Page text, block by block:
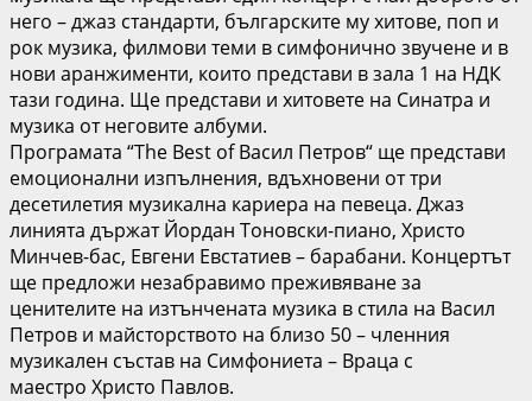
него – джаз стандарти, българските му хитове, поп и
рок музика, филмови теми в симфонично звучене и в
нови аранжименти, които представи в зала 1 на НДК
тази година. Ще представи и хитовете на Синатра и
музика от неговите албуми.
Програмата “The Best of Васил Петров“ ще представи
емоционални изпълнения, вдъхновени от три
десетилетия музикална кариера на певеца. Джаз
линията държат Йордан Тоновски-пиано, Христо
Минчев-бас, Евгени Евстатиев – барабани. Концертът
ще предложи незабравимо преживяване за
ценителите на изтънчената музика в стила на Васил
Петров и майсторството на близо 50 – членния
музикален състав на Симфониета – Враца с
маестро Христо Павлов.